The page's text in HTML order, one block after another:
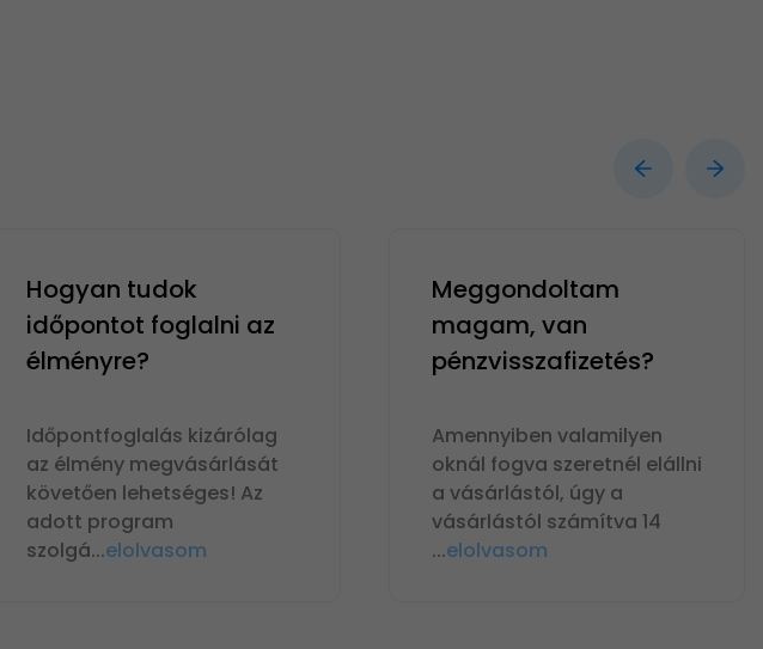
Hogyan tudok
időpontot foglalni az
élményre?
Időpontfoglalás kizárólag
az élmény megvásárlását
követően lehetséges! Az
adott program
szolgá...elolvasom
Meggondoltam
magam, van
pénzvisszafizetés?
Amennyiben valamilyen
oknál fogva szeretnél elállni
a vásárlástól, úgy a
vásárlástól számítva 14
...elolvasom